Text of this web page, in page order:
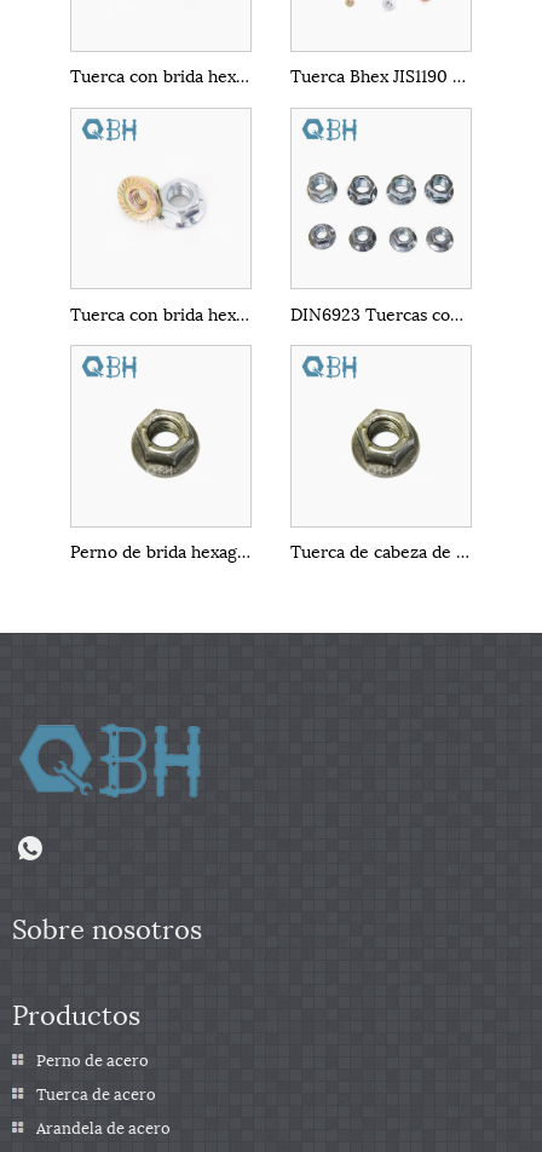
Tuerca con brida hexagonal ANSI D-21 Tuerca Bhex JIS1190 con brida
Tuerca con brida hexagonal grande DIN6923 Tuercas con brida hexagonal sin dientes
Perno de brida hexagonal de acero al carbono Tuerca de cabeza de brida DIN6923
Sobre nosotros
Productos
Perno de acero
Tuerca de acero
Arandela de acero